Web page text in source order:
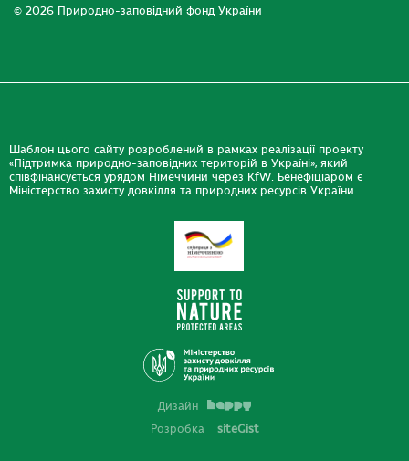
© 2026 Природно-заповідний фонд України
Шаблон цього сайту розроблений в рамках реалізації проекту
«Підтримка природно-заповідних територій в Україні», який
співфінансується урядом Німеччини через KfW. Бенефіціаром є
Міністерство захисту довкілля та природних ресурсів України.
Дизайн
Розробка
siteGist